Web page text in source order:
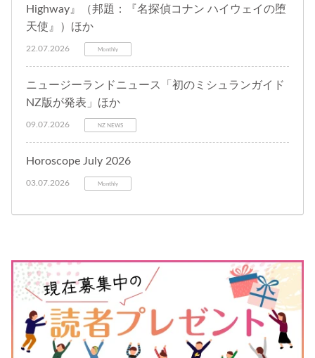
Highway』（邦題：『名探偵コナン ハイウェイの堕
天使』）ほか
22.07.2026 Monthly
ニュージーランドニュース「初のミシュランガイド
NZ版が発表」ほか
09.07.2026 NZ NEWS
Horoscope July 2026
03.07.2026 Monthly